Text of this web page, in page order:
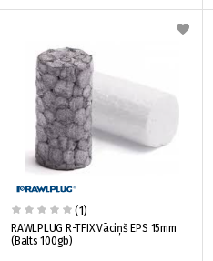
(1)
RAWLPLUG R-TFIX Vāciņš EPS 15mm
(Balts 100gb)